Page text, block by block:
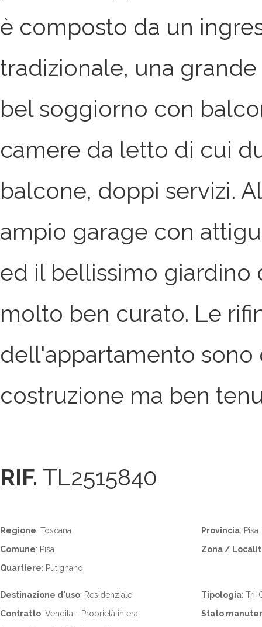
è composto da un
tradizionale, una
bel soggiorno con
camere da letto di cui
balcone, doppi servizi.
ampio garage con
ed il bellissimo giardino
molto ben curato. Le
dell'appartamento
costruzione ma ben
RIF. TL2515840
Regione: Toscana Provincia: Pisa
Comune: Pisa
Zona /
Quartiere: Putignano
Destinazione d'uso: Residenziale Tipologia: Tri-
Contratto: Vendita - Proprietà intera
Stato